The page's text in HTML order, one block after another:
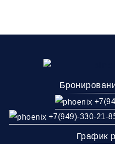
+7(949)-330-21-
График